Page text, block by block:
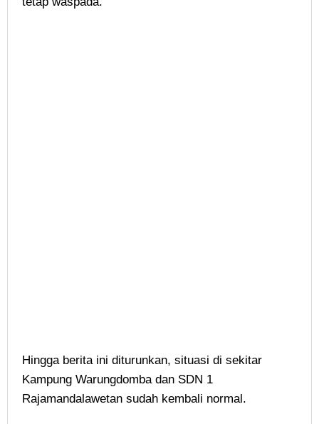
Hingga berita ini diturunkan, situasi di sekitar
Kampung Warungdomba dan SDN 1
Rajamandalawetan sudah kembali normal.